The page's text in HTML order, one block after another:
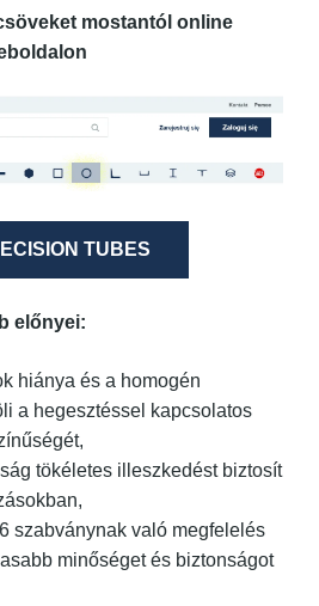
mostantól online
TUBES
előnyei:
hiánya és a homogén
a hegesztéssel kapcsolatos
tökéletes illeszkedést biztosít
szabványnak való megfelelés
minőséget és biztonságot